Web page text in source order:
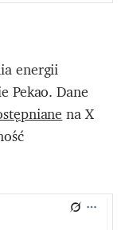
energii
Pekao. Dane
na X